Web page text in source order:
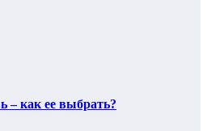
– как ее выбрать?